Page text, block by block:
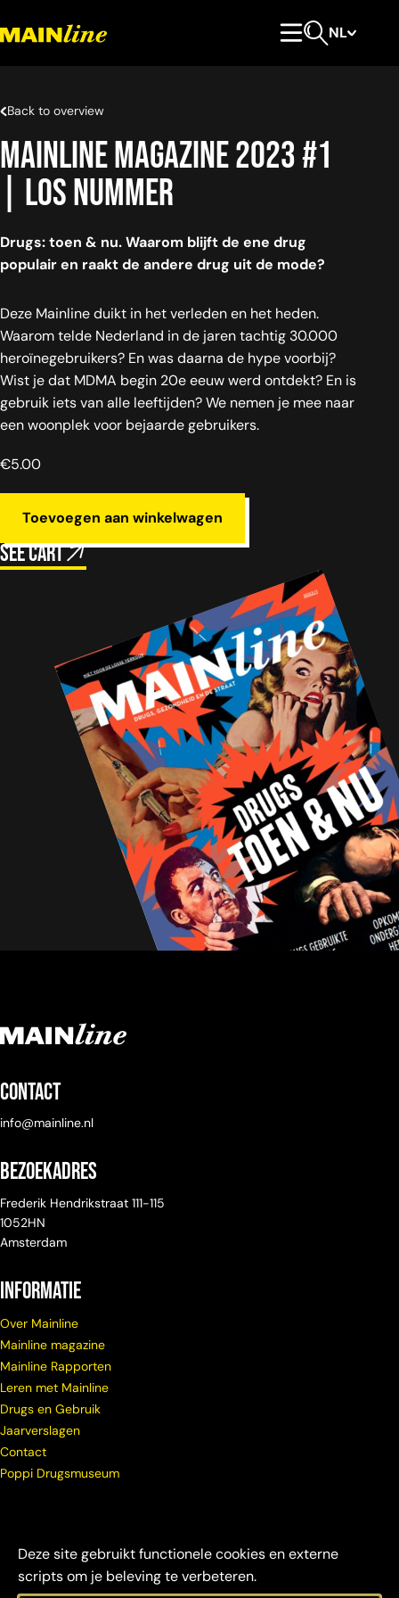
Deze site gebruikt functionele cookies en externe
scripts om je beleving te verbeteren.
NL
Back to overview
Mainline magazine 2023 #1
| los nummer
Drugs: toen & nu. Waarom blijft de ene drug
populair en raakt de andere drug uit de mode?
Deze Mainline duikt in het verleden en het heden.
Waarom telde Nederland in de jaren tachtig 30.000
heroïnegebruikers? En was daarna de hype voorbij?
Wist je dat MDMA begin 20e eeuw werd ontdekt? En is
gebruik iets van alle leeftijden? We nemen je mee naar
een woonplek voor bejaarde gebruikers.
€5.00
Toevoegen aan winkelwagen
See cart
Contact
info@mainline.nl
Bezoekadres
Frederik Hendrikstraat 111-115
1052HN
Amsterdam
Informatie
Over Mainline
Mainline magazine
Mainline Rapporten
Leren met Mainline
Drugs en Gebruik
Jaarverslagen
Contact
Poppi Drugsmuseum